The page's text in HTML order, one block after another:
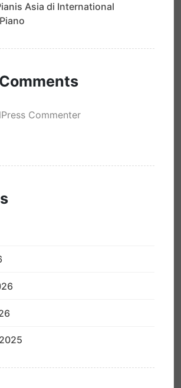
Asia di International
Commenter